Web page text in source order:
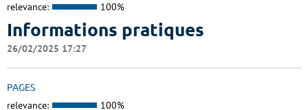
relevance: 100%
Informations pratiques
26/02/2025 17:27
PAGES
relevance: 100%